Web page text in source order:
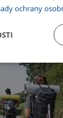
ochrany